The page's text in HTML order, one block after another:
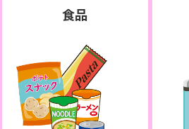
食品